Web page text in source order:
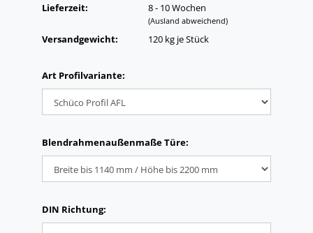
Lieferzeit:
8 - 10 Wochen
(Ausland abweichend)
Versandgewicht: 120kg je Stück
Art Profilvariante:
Blendrahmenaußenmaße Türe:
DIN Richtung: